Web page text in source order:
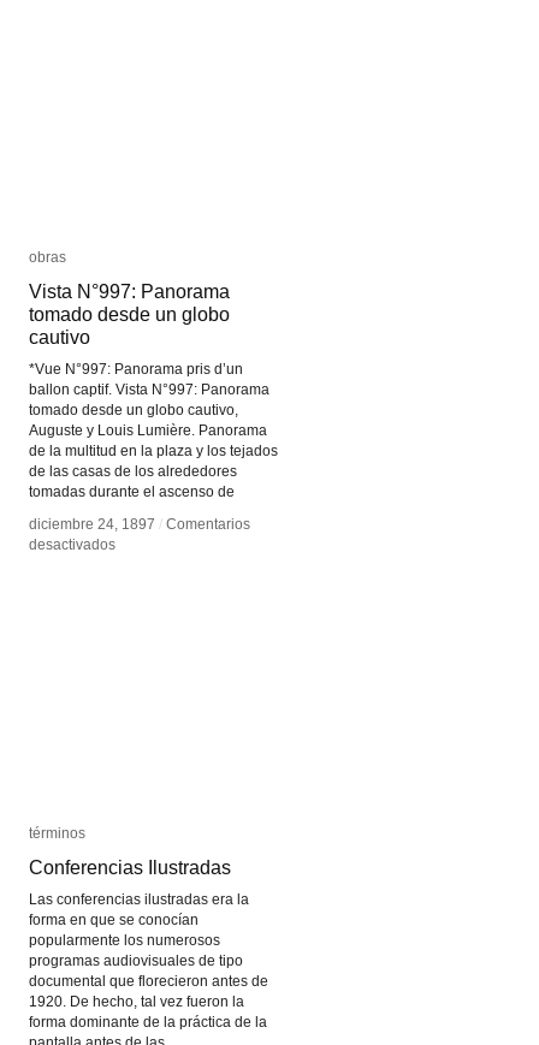
obras
Vista N°997: Panorama
tomado desde un globo
cautivo
*Vue N°997: Panorama pris d’un
ballon captif. Vista N°997: Panorama
tomado desde un globo cautivo,
Auguste y Louis Lumière. Panorama
de la multitud en la plaza y los tejados
de las casas de los alrededores
tomadas durante el ascenso de
diciembre 24, 1897 / Comentarios
desactivadosen
obras
Vista N°997: Panorama
tomado desde un globo
cautivo
diciembre 24, 1897 / Comentarios
desactivadosen
términos
Conferencias Ilustradas
Las conferencias ilustradas era la
forma en que se conocían
popularmente los numerosos
programas audiovisuales de tipo
documental que florecieron antes de
1920. De hecho, tal vez fueron la
forma dominante de la práctica de la
términos
Conferencias Ilustradas